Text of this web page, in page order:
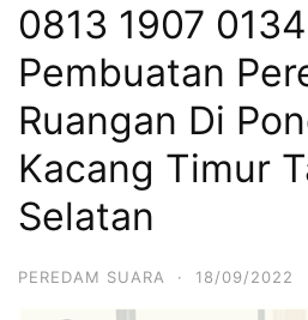
0813 1907
Pembuatan
Ruangan Di
Kacang Timur
Selatan
PEREDAM SUARA · 18/09/2022